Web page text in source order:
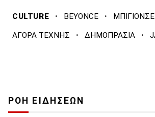
CULTURE · BEYONCE · ΜΠΙΓΙΟΝΣΕ
ΑΓΟΡΑ ΤΕΧΝΗΣ · ΔΗΜΟΠΡΑΣΙΑ ·
ΡΟΗ ΕΙΔΗΣΕΩΝ